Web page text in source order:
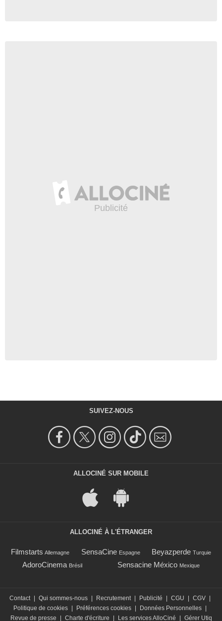
SUIVEZ-NOUS
ALLOCINÉ SUR MOBILE
ALLOCINÉ À L'ÉTRANGER
Filmstarts Allemagne SensaCine Espagne Beyazperde Turquie
AdoroCinema Brésil Sensacine México Mexique
Contact | Qui sommes-nous | Recrutement | Publicité | CGU | CGV |
Politique de cookies | Préférences cookies | Données Personnelles |
Revue de presse
| Charte d'écriture | Les services AlloCiné | Gérer Utiq